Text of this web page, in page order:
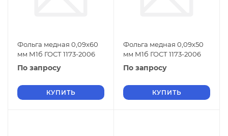
Фольга медная 0,09х60
мм М1б ГОСТ 1173-2006
По запросу
КУПИТЬ
Фольга медная 0,09х50
мм М1б ГОСТ 1173-2006
По запросу
КУПИТЬ